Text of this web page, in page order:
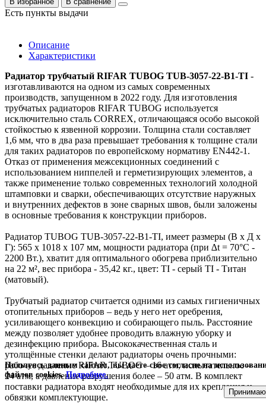
Есть пункты выдачи
Описание
Характеристики
Радиатор трубчатый RIFAR TUBOG TUB-3057-22-B1-TI -
изготавливаются на одном из самых современных
производств, запущенном в 2022 году. Для изготовления
трубчатых радиаторов RIFAR TUBOG используется
исключительно сталь CORREX, отличающаяся особо высокой
стойкостью к язвенной коррозии. Толщина стали составляет
1,6 мм, что в два раза превышает требования к толщине стали
для таких радиаторов по европейскому нормативу EN442-1.
Отказ от применения межсекционных соединений с
использованием ниппелей и герметизирующих элементов, а
также применение только современных технологий холодной
штамповки и сварки, обеспечивающих отсутствие наружных
и внутренних дефектов в зоне сварных швов, были заложены
в основные требования к конструкции приборов.
Радиатор TUBOG TUB-3057-22-B1-TI, имеет размеры (В x Д x
Г): 565 х 1018 х 107 мм, мощности радиатора (при ∆t = 70°C -
2200 Вт.), хватит для оптимального обогрева приблизительно
на 22 м², вес прибора - 35,42 кг., цвет: TI - серый TI - Титан
(матовый).
Трубчатый радиатор считается одними из самых гигиеничных
отопительных приборов – ведь у него нет оребрения,
усиливающего конвекцию и собирающего пыль. Расстояние
между позволяет удобнее проводить влажную уборку и
дезинфекцию прибора. Высококачественная сталь и
утолщённые стенки делают радиаторы очень прочными:
рабочее давление RIFAR TUBOG – 16 атм, испытательное –
24 атм, а давление разрушения более – 50 атм. В комплект
поставки радиатора входят необходимые для их крепления и
обвязки комплектующие.
Пользуясь данным сайтом, вы даете свое согласие на
файлов cookies.Подробнее.
Принимаю